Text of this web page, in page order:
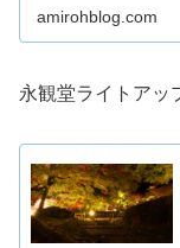
amirohblog.com
永観堂ライトアッ